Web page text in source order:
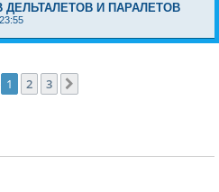
ДЕЛЬТАЛЕТОВ И ПАРАЛЕТОВ
1 2 3